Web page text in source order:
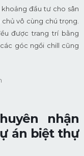
đầu tư cho sân
chủ vô cùng chú trọng.
được trang trí bằng
góc ngồi chill cũng
nhận
án biệt thự